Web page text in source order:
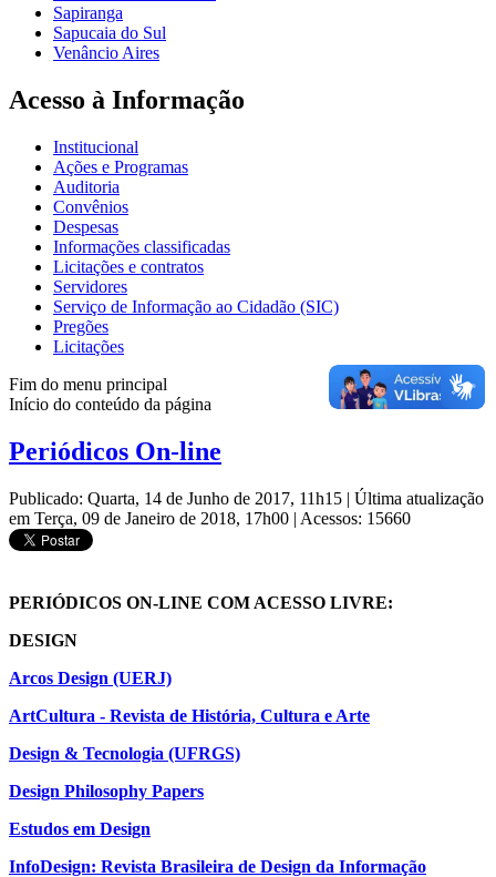
Sapiranga
Sapucaia do Sul
Venâncio Aires
Acesso à Informação
Institucional
Ações e Programas
Auditoria
Convênios
Despesas
Informações classificadas
Licitações e contratos
Servidores
Serviço de Informação ao Cidadão (SIC)
Pregões
Licitações
Fim do menu principal
Início do conteúdo da página
Periódicos On-line
Publicado: Quarta, 14 de Junho de 2017, 11h15 | Última atualização
em Terça, 09 de Janeiro de 2018, 17h00 | Acessos: 15660
PERIÓDICOS ON-LINE COM ACESSO LIVRE:
DESIGN
Arcos Design (UERJ)
ArtCultura - Revista de História, Cultura e Arte
Design & Tecnologia (UFRGS)
Design Philosophy Papers
Estudos em Design
InfoDesign: Revista Brasileira de Design da Informação